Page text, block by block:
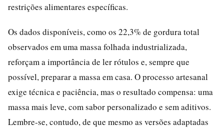
restrições alimentares específicas.
Os dados disponíveis, como os 22,3% de gordura total
observados em uma massa folhada industrializada,
reforçam a importância de ler rótulos e, sempre que
possível, preparar a massa em casa. O processo artesanal
exige técnica e paciência, mas o resultado compensa: uma
massa mais leve, com sabor personalizado e sem aditivos.
Lembre-se, contudo, de que mesmo as versões adaptadas